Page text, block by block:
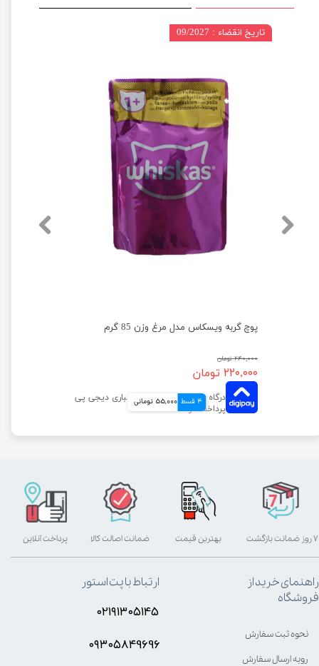
پوچ گربه ویسکاس مدل مرغ وزن 85 گرم
۲۴۰,۰۰۰ تومان
۲۲۰,۰۰۰ تومان
4 قسط 55,000 تومانی
تاریخ انقضاء : 09/2027
بهترین قیمت پرداخت آنلاین ۷ روز ضمانت بازگشت ضمانت اصالت کالا
راهنمای خرید از
فروشگاه
نحوه ثبت سفارش
رویه ارسال سفارش
ارتباط با پت استور
۰۲۱۹۱۳۰۵۱۴۵
۰۹۳۰۵8۴9696